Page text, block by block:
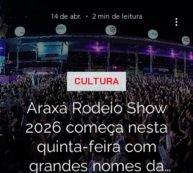
Araxá Rodeio Show
2026 começa nesta
quinta-feira com
grandes nomes da
CULTURA
14 de abr. 2 min de leitura